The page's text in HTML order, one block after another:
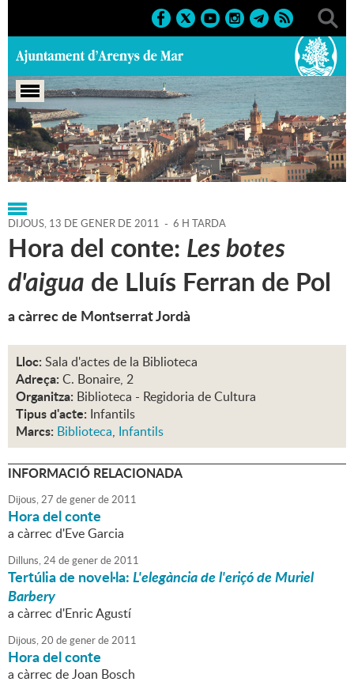
Portada > Agenda > 13-01-2011
DIJOUS, 13 DE GENER DE 2011 - 6 H TARDA
Hora del conte: Les botes
d'aigua de Lluís Ferran de Pol
a càrrec de Montserrat Jordà
Lloc: Sala d'actes de la Biblioteca
Adreça: C. Bonaire, 2
Organitza: Biblioteca - Regidoria de Cultura
Tipus d'acte: Infantils
Marcs: Biblioteca, Infantils
INFORMACIÓ RELACIONADA
Dijous,27 degenerde2011
Hora del conte
a càrrec d'Eve Garcia
Dilluns,24degenerde2011
Tertúlia de novel·la:L'elegància de l'eriçó de Muriel
Barbery
a càrrec d'Enric Agustí
Dijous,20 degenerde2011
Hora del conte
a càrrec de Joan Bosch